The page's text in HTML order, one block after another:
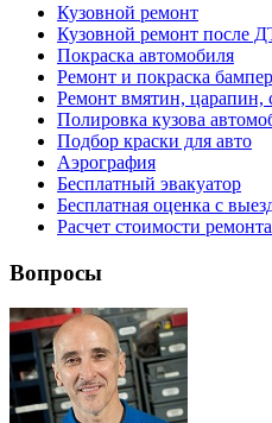
Кузовной ремонт
Кузовной ремонт после
Покраска автомобиля
Ремонт и покраска
Ремонт вмятин, царапин,
Полировка кузова
Подбор краски для авто
Аэрография
Бесплатный эвакуатор
Бесплатная оценка с
Расчет стоимости
Вопросы